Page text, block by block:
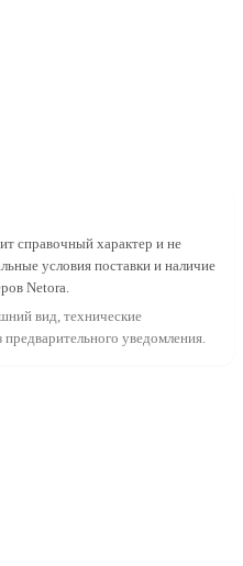
справочный характер и не
условия поставки и наличие
Netora.
вид, технические
уведомления.